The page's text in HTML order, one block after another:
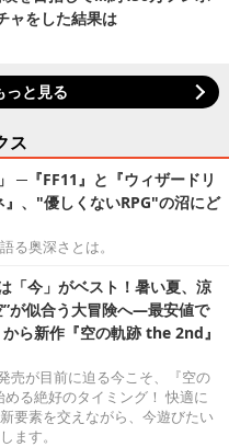
ャをした結果は
っと見る
ス
─『FF11』と『ウィザードリ
』、"優しくないRPG"の沼にど
る奥深さとは。
「今」がベスト！暑い夏、涼
”が似合う大冒険へ―最安値で
ら新作『空の軌跡 the 2nd』
売が目前に迫る今こそ、『空の
る絶好のタイミング！ 快適に
要素を交えながら、今遊びたい
ます。